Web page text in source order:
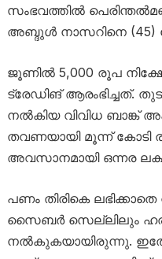
സംഭവത്തിൽ
അബ്ദുൾ നാസറിനെ
ജൂണിൽ 5,000 രൂപ
ട്രേഡിങ് ആരംഭിച്ചത്.
നൽകിയ വിവിധ ബാങ്ക്
തവണയായി മൂന്ന് കോടി
അവസാനമായി ഒന്നര
പണം തിരികെ
സൈബർ സെല്ലിലും
നൽകുകയായിരുന്നു.